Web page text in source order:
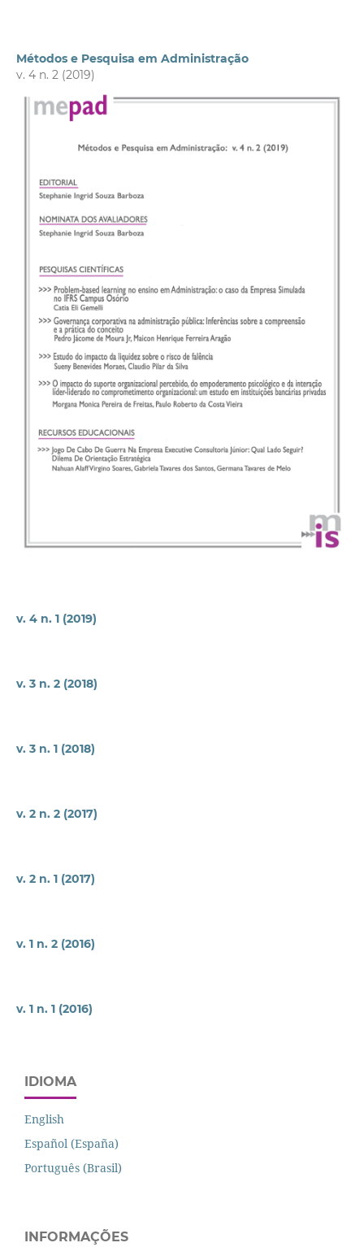
Métodos e Pesquisa em Administração
v. 4 n. 2 (2019)
v. 4 n. 1 (2019)
v. 3 n. 2 (2018)
v. 3 n. 1 (2018)
v. 2 n. 2 (2017)
v. 2 n. 1 (2017)
v. 1 n. 2 (2016)
v. 1 n. 1 (2016)
IDIOMA
English
Español (España)
Português (Brasil)
INFORMAÇÕES